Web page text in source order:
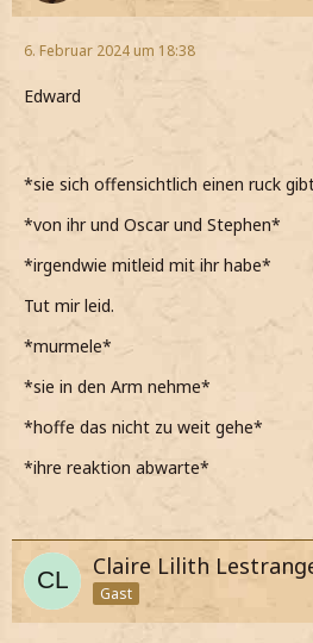
6. Februar 2024 um 18:38
Edward
*sie sich offensichtlich einen ruck
*von ihr und Oscar und Stephen*
*irgendwie mitleid mit ihr habe*
Tut mir leid.
*murmele*
*sie in den Arm nehme*
*hoffe das nicht zu weit gehe*
*ihre reaktion abwarte*
Claire Lilith
Gast